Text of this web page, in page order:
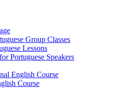
Group Classes
Lessons
Portuguese Speakers
English Course
Course